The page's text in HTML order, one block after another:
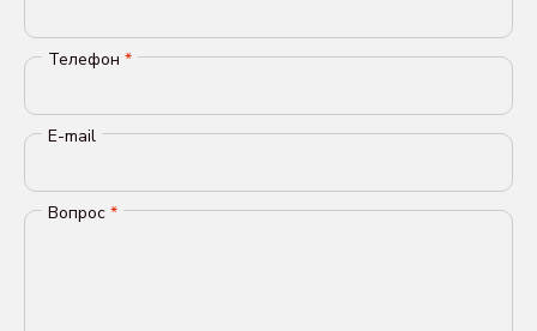
Телефон *
E-mail
Вопрос *